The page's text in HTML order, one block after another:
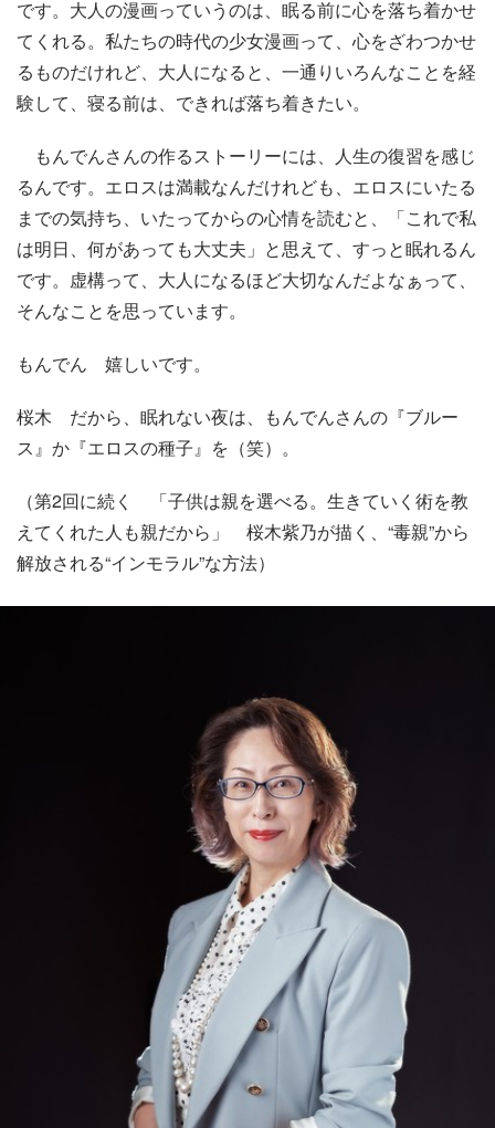
です。大人の漫画っていうのは、眠る前に心を落ち着かせ
てくれる。私たちの時代の少女漫画って、心をざわつかせ
るものだけれど、大人になると、一通りいろんなことを経
験して、寝る前は、できれば落ち着きたい。
もんでんさんの作るストーリーには、人生の復習を感じ
るんです。エロスは満載なんだけれども、エロスにいたる
までの気持ち、いたってからの心情を読むと、「これで私
は明日、何があっても大丈夫」と思えて、すっと眠れるん
です。虚構って、大人になるほど大切なんだよなぁって、
そんなことを思っています。
もんでん 嬉しいです。
桜木 だから、眠れない夜は、もんでんさんの『ブルー
ス』か『エロスの種子』を（笑）。
（第2回に続く 「子供は親を選べる。生きていく術を教
えてくれた人も親だから」 桜木紫乃が描く、“毒親”から
解放される“インモラル”な方法）